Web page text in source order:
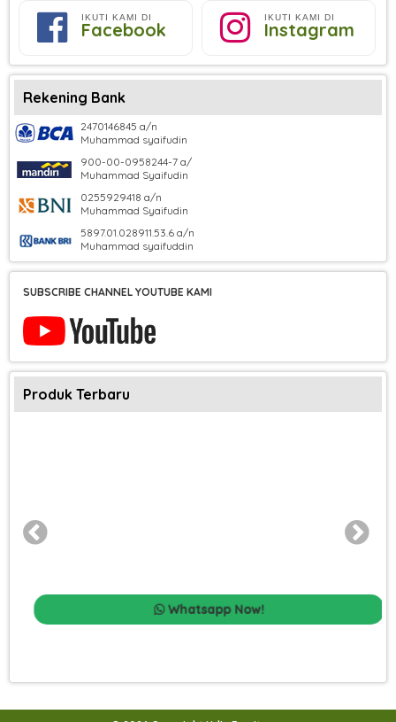
IKUTI KAMI DI
Facebook
IKUTI KAMI DI
Instagram
Rekening Bank
2470146845 a/n
Muhammad syaifudin
900-00-0958244-7 a/
Muhammad Syaifudin
0255929418 a/n
Muhammad Syaifudin
5897.01.028911.53.6 a/n
Muhammad syaifuddin
SUBSCRIBE CHANNEL YOUTUBE KAMI
Produk Terbaru
Whatsapp Now!